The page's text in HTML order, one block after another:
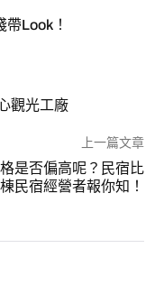
Look！
觀光工廠
上一篇文章
是否偏高呢？民宿比
民宿經營者報你知！